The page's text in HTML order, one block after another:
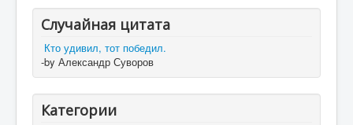
Случайная цитата
Кто удивил, тот победил.
-by Александр Суворов
Категории